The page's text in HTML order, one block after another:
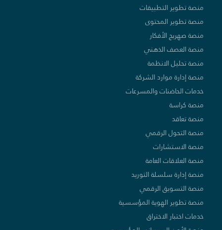
منصة تطوير التطبيقات
منصة تطوير المحتوى
منصة صهريج الأفكار
منصة العصف الذهني
منصة تحليل الانظمة
منصة إدارة موارد الشركة
خدمات الحاضنات والمسرعات
منصة كراسة
منصة تعاقد
منصة التحول الرقمي
منصة الاستشارات
منصة العلاقات العامة
منصة إدارة سلسلة التوريد
منصة التسويق الرقمي
منصة تطوير الهوية المؤسسية
خدمات اختبار الاختراق